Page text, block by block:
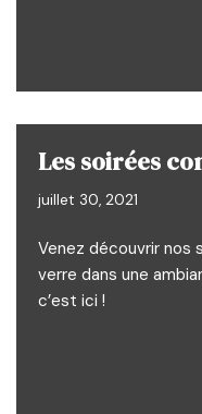
Les soirées
juillet 30, 2021
Venez découvrir nos
verre dans une
c’est ici !